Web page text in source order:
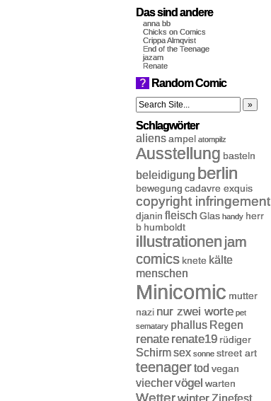
Das sind andere
anna bb
Chicks on Comics
Crippa Almqvist
End of the Teenage
jazam
Renate
? Random Comic
Schlagwörter
aliens ampel atompilz
Ausstellung basteln
beleidigung berlin
bewegung cadavre exquis
copyright infringement
djanin fleisch Glas handy herr
b humboldt
illustrationen jam
comics knete kälte
menschen
Minicomic mutter
nazi nur zwei worte pet
sematary phallus Regen
renate renate19 rüdiger
Schirmsex sonne street art
teenagertod vegan
viechervögel warten
Wetterwinter Zinefest